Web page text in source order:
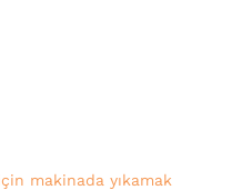
makinada yıkamak